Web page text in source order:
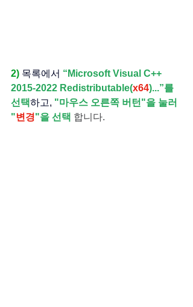
2) 목록에서 “ Microsoft Visual C++
2015-2022 Redistributable(x64)...”를
선택하고, "마우스 오른쪽 버턴"을 눌러
"변경"을 선택 합니다.